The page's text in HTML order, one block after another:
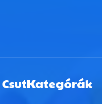
CsutKategórák